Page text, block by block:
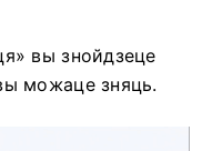
вы знойдзеце
можаце зняць.